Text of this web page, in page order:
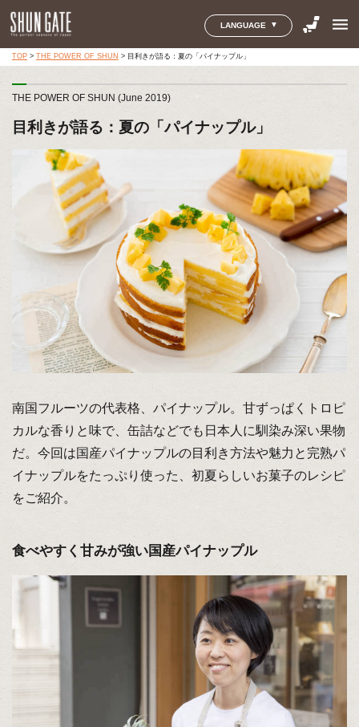
LANGUAGE menu
TOP> THE POWER OF SHUN > 目利きが語る：夏の「パイナップル」
THE POWER OF SHUN (June 2019)
目利きが語る：夏の「パイナップル」
南国フルーツの代表格、パイナップル。甘ずっぱくトロピ
カルな香りと味で、缶詰などでも日本人に馴染み深い果物
だ。今回は国産パイナップルの目利き方法や魅力と完熟パ
イナップルをたっぷり使った、初夏らしいお菓子のレシピ
をご紹介。
食べやすく甘みが強い国産パイナップル